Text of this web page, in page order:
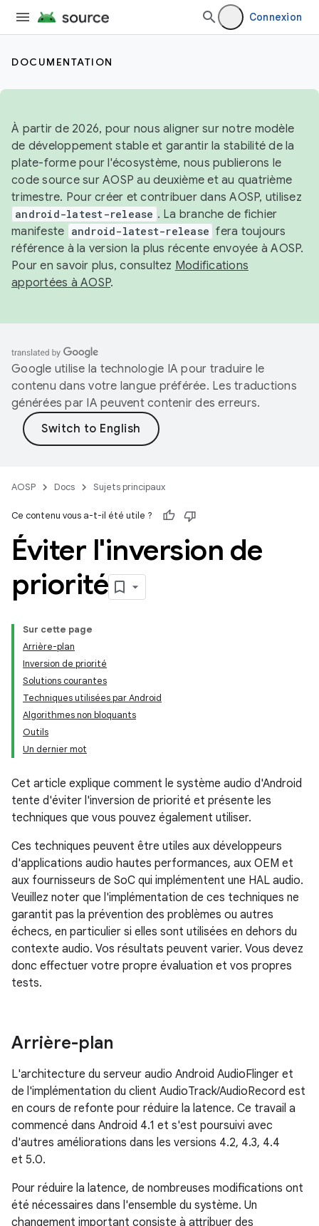
Connexion
DOCUMENTATION
À partir de 2026, pour nous aligner sur notre modèle
de développement stable et garantir la stabilité de la
plate-forme pour l'écosystème, nous publierons le
code source sur AOSP au deuxième et au quatrième
trimestre. Pour créer et contribuer dans AOSP, utilisez
android-latest-release . La branche de fichier
manifeste android-latest-release fera toujours
référence à la version la plus récente envoyée à AOSP.
Pour en savoir plus, consultez Modifications
apportées à AOSP.
Google utilise la technologie IA pour traduire le
contenu dans votre langue préférée. Les traductions
générées par IA peuvent contenir des erreurs.
AOSP Docs Sujets principaux
Ce contenu vous a-t-il été utile ?
Éviter l'inversion de
priorité
Sur cette page
Arrière-plan
Inversion de priorité
Solutions courantes
Techniques utilisées par Android
Algorithmes non bloquants
Outils
Un dernier mot
Cet article explique comment le système audio d'Android
tente d'éviter l'inversion de priorité et présente les
techniques que vous pouvez également utiliser.
Ces techniques peuvent être utiles aux développeurs
d'applications audio hautes performances, aux OEM et
aux fournisseurs de SoC qui implémentent une HAL audio.
Veuillez noter que l'implémentation de ces techniques ne
garantit pas la prévention des problèmes ou autres
échecs, en particulier si elles sont utilisées en dehors du
contexte audio. Vos résultats peuvent varier. Vous devez
donc effectuer votre propre évaluation et vos propres
tests.
Arrière-plan
L'architecture du serveur audio Android AudioFlinger et
de l'implémentation du client AudioTrack/AudioRecord est
en cours de refonte pour réduire la latence. Ce travail a
commencé dans Android 4.1 et s'est poursuivi avec
d'autres améliorations dans les versions 4.2, 4.3, 4.4
et 5.0.
Pour réduire la latence, de nombreuses modifications ont
été nécessaires dans l'ensemble du système. Un
changement important consiste à attribuer des